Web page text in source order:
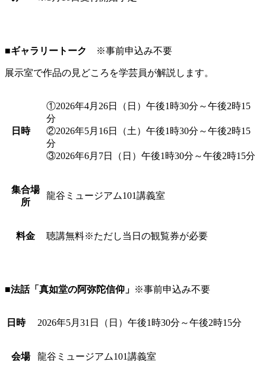
■ギャラリートーク ※事前申込み不要
展示室で作品の見どころを学芸員が解説します。
日時
①2026年4月26日（日）午後1時30分～午後2時15
分
②2026年5月16日（土）午後1時30分～午後2時15
分
③2026年6月7日（日）午後1時30分～午後2時15分
集合場
所
龍谷ミュージアム101講義室
料金 聴講無料※ただし当日の観覧券が必要
■法話「真如堂の阿弥陀信仰」 ※事前申込み不要
日時 2026年5月31日（日）午後1時30分～午後2時15分
会場 龍谷ミュージアム101講義室